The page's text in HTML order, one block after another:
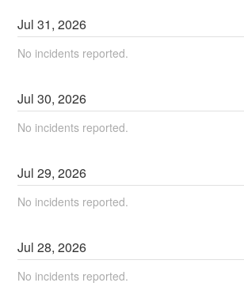
Jul31,2026
No incidents reported.
Jul30,2026
No incidents reported.
Jul29,2026
No incidents reported.
Jul28,2026
No incidents reported.